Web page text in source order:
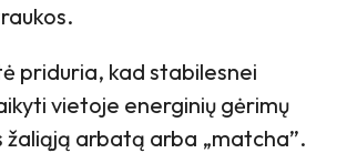
priduria, kad stabilesnei
vietoje energinių gėrimų
žaliąją arbatą arba „matcha”.